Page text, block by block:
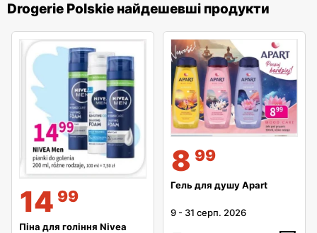
Drogerie Polskie найдешевші продукти
14 99
Піна для гоління Nivea
8 99
Гель для душу Apart
9 - 31 серп. 2026